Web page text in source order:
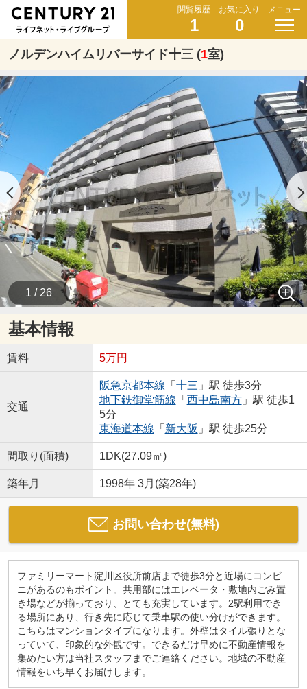
閲覧履歴
1
お気に入り
0
メニュー
ノルデンハイムリバーサイド十三 (1室)
1 / 26
基本情報
賃料 5万円
交通
阪急京都本線 「 十三 」駅 徒歩3分
地下鉄御堂筋線 「 西中島南方」駅 徒歩1
5分
東海道本線 「 新大阪 」駅 徒歩25分
間取り(面積) 1DK(27.09㎡)
築年月 1998年 3月(築28年)
お問い合わせ(無料)
ファミリーマート淀川区役所前店まで徒歩3分と近場にコンビ
ニがあるのもポイント。共用部にはエレベータ・敷地内ごみ置
き場などが揃っており、とても充実しています。2駅利用でき
る場所にあり、行き先に応じて乗車駅の使い分けができます。
こちらはマンションタイプになります。外壁はタイル張りとな
っていて、印象的な外観です。できるだけ早めに不動産情報を
集めたい方は当社スタッフまでご連絡ください。地域の不動産
情報をいち早くお届けします。